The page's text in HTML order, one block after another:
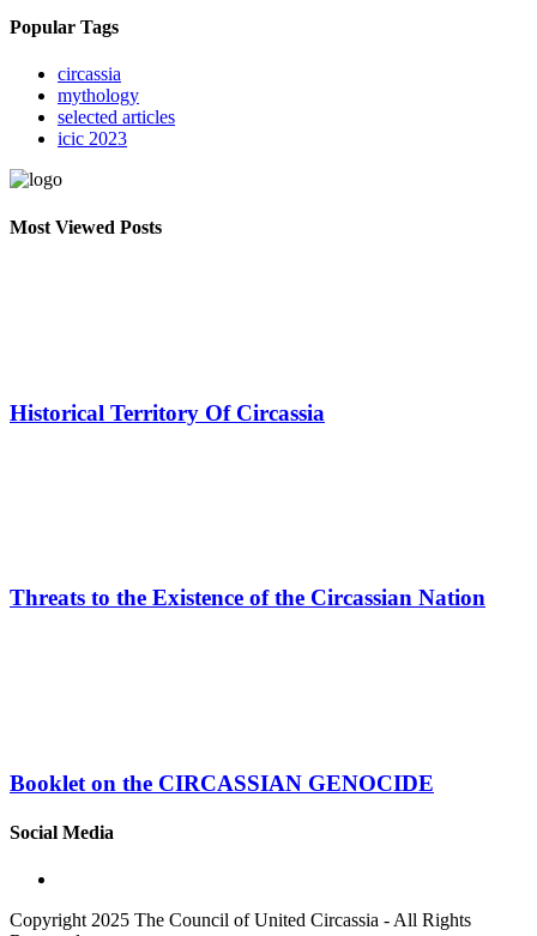
Popular Tags
circassia
mythology
selected articles
icic 2023
Most Viewed Posts
Historical Territory Of Circassia
Threats to the Existence of the Circassian Nation
Booklet on the CIRCASSIAN GENOCIDE
Social Media
Copyright 2025 The Council of United Circassia - All Rights